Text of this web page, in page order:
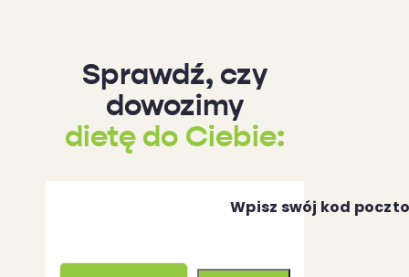
Sprawdź, czy
dowozimy
dietę do Ciebie:
Wpisz swój kod